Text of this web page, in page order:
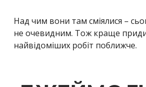
Над чим вони там сміялися –
не очевидним. Тож краще
найвідоміших робіт поближче.